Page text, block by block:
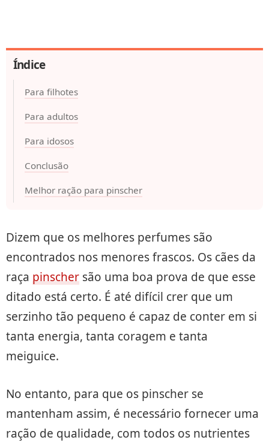
Índice
Para filhotes
Para adultos
Para idosos
Conclusão
Melhor ração para pinscher
Dizem que os melhores perfumes são
encontrados nos menores frascos. Os cães da
raça pinscher são uma boa prova de que esse
ditado está certo. É até difícil crer que um
serzinho tão pequeno é capaz de conter em si
tanta energia, tanta coragem e tanta
meiguice.
No entanto, para que os pinscher se
mantenham assim, é necessário fornecer uma
ração de qualidade, com todos os nutrientes